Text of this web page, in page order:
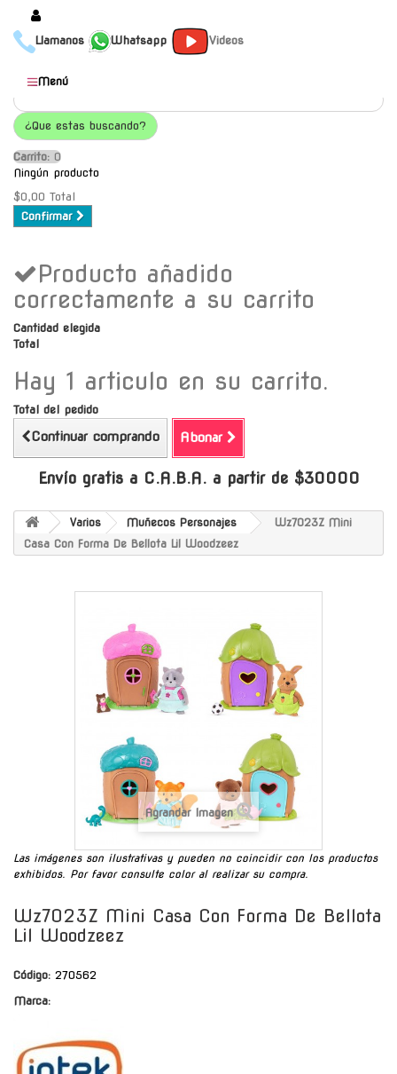
Llamanos Whatsapp Videos
Productos
Populares
Categorías
Marcas
Mayoristas
Contacto
Envío gratis a C.A.B.A. a
partir de $30000
Menú
¿Que estas buscando?
Carrito: O
Ningún producto
$0,00 Total
Confirmar
Producto añadido
correctamente a su carrito
Cantidad elegida
Total
Hay 1 articulo en su carrito.
Total del pedido
Continuar comprando Abonar
Envío gratis a C.A.B.A. a partir de $30000
Varios Muñecos Personajes
Wz7023Z Mini
Casa Con Forma De Bellota Lil Woodzeez
Agrandar Imagen
Las imágenes son ilustrativas y pueden no coincidir con los productos
exhibidos. Por favor consulte color al realizar su compra.
Wz7023Z Mini Casa Con Forma De Bellota
Lil Woodzeez
Código: 270562
Marca: